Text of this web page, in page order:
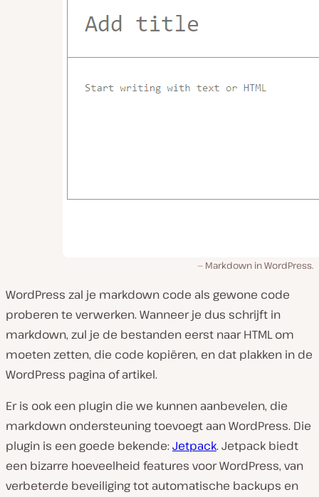
Markdown in WordPress.
WordPress zal je markdown code als gewone code
proberen te verwerken. Wanneer je dus schrijft in
markdown, zul je de bestanden eerst naar HTML om
moeten zetten, die code kopiëren, en dat plakken in de
WordPress pagina of artikel.
Er is ook een plugin die we kunnen aanbevelen, die
markdown ondersteuning toevoegt aan WordPress. Die
plugin is een goede bekende: Jetpack. Jetpack biedt
een bizarre hoeveelheid features voor WordPress, van
verbeterde beveiliging tot automatische backups en